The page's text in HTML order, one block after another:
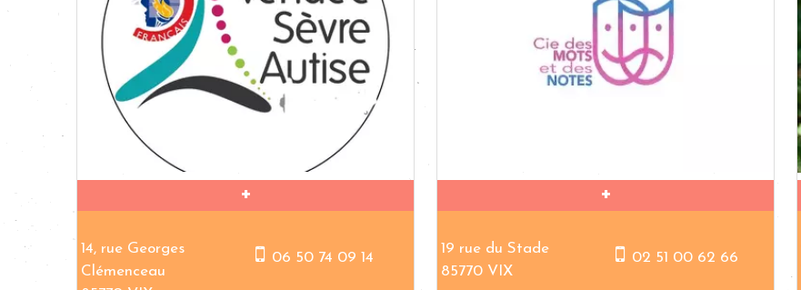
14, rue Georges
Clémenceau
06 50 74 09 14
19 rue du Stade
85770 VIX
02 51 00 62 66